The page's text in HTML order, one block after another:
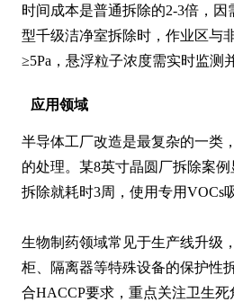
时间成本是普通拆除的2-3倍，
型千级洁净室拆除时，作业区与
≥5Pa，悬浮粒子浓度需实时监测
应用领域
半导体工厂改造是最复杂的一类
的处理。某8英寸晶圆厂拆除案
拆除就耗时3周，使用专用VOCs
生物制药领域常见于生产线升级
柜、隔离器等特殊设备的保护性
合HACCP要求，重点关注卫生死